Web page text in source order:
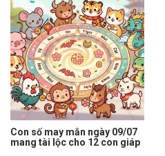
Con số may mắn ngày 09/07
mang tài lộc cho 12 con giáp